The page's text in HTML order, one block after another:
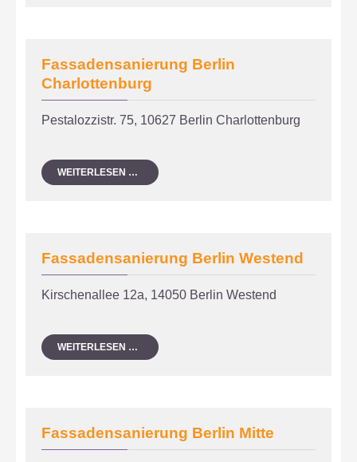
Fassadensanierung Berlin
Charlottenburg
Pestalozzistr. 75, 10627 Berlin Charlottenburg
WEITERLESEN … FASSADENSANIERUNG
BERLIN
Fassadensanierung Berlin Westend
Kirschenallee 12a, 14050 Berlin Westend
WEITERLESEN … FASSADENSANIERUNG
BERLIN
Fassadensanierung Berlin Mitte